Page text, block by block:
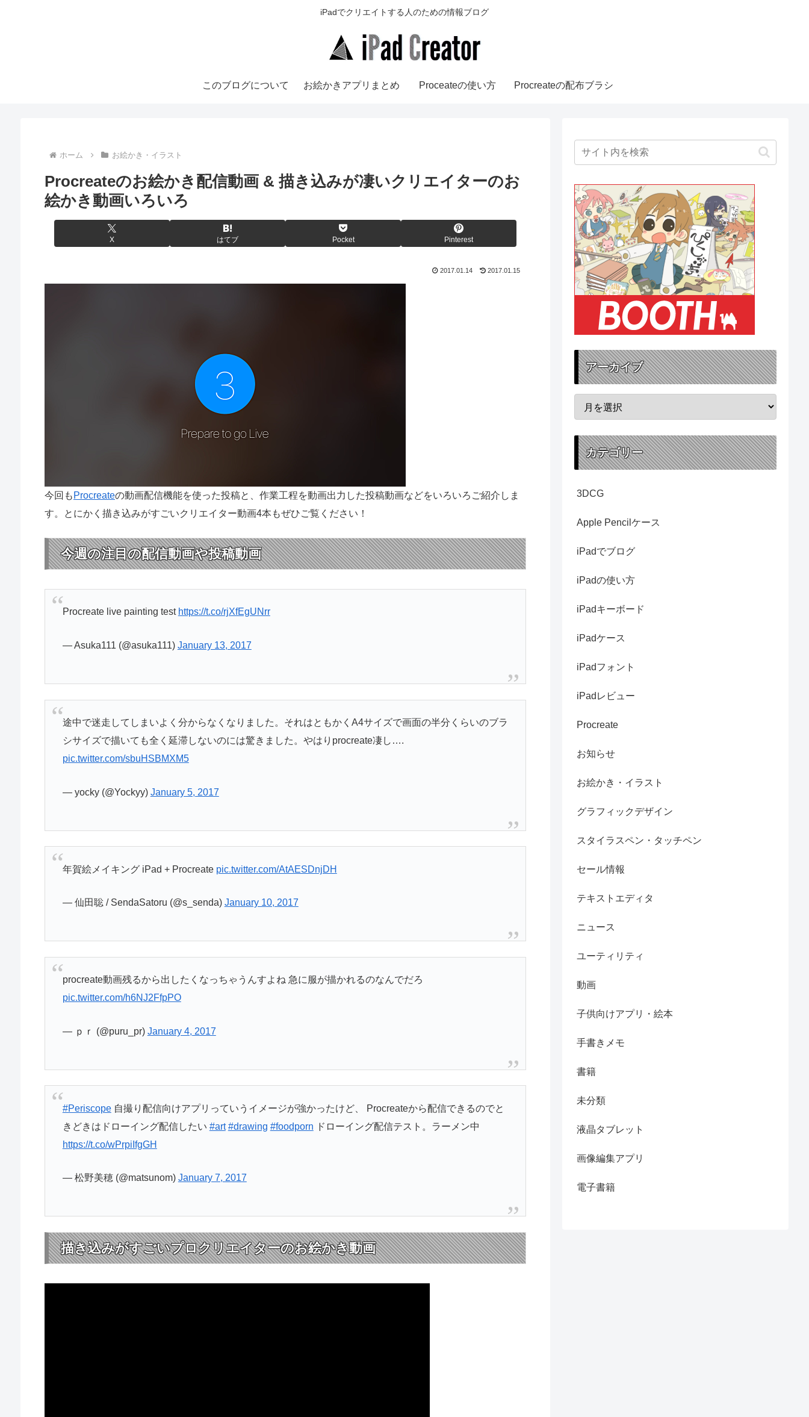
iPadでクリエイトする人のための情報ブログ
このブログについて お絵かきアプリまとめ Proceateの使い方 Procreateの配布ブラシ
ホーム お絵かき・イラスト
Procreateのお絵かき配信動画 & 描き込みが凄いクリエイターのお
絵かき動画いろいろ
X はてブ Pocket Pinterest
2017.01.14 2017.01.15
今回も Procreateの動画配信機能を使った投稿と、作業工程を動画出力した投稿動画などをいろいろご紹介しま
す。とにかく描き込みがすごいクリエイター動画4本もぜひご覧ください！
今週の注目の配信動画や投稿動画
Procreate live painting test https://t.co/rjXfEgUNrr
— Asuka111 (@asuka111) January 13, 2017
途中で迷走してしまいよく分からなくなりました。それはともかくA4サイズで画面の半分くらいのブラ
シサイズで描いても全く延滞しないのには驚きました。やはりprocreate凄し….
pic.twitter.com/sbuHSBMXM5
— yocky (@Yockyy) January 5, 2017
年賀絵メイキング iPad + Procreate pic.twitter.com/AtAESDnjDH
— 仙田聡 / SendaSatoru (@s_senda) January 10, 2017
procreate動画残るから出したくなっちゃうんすよね 急に服が描かれるのなんでだろ
pic.twitter.com/h6NJ2FfpPO
— ｐｒ (@puru_pr) January 4, 2017
#Periscope自撮り配信向けアプリっていうイメージが強かったけど、 Procreateから配信できるのでと
きどきはドローイング配信したい #art #drawing #foodporn ドローイング配信テスト。ラーメン中
https://t.co/wPrpiIfgGH
— 松野美穂 (@matsunom) January 7, 2017
描き込みがすごいプロクリエイターのお絵かき動画
アーカイブ
カテゴリー
3DCG
Apple Pencilケース
iPadでブログ
iPadの使い方
iPadキーボード
iPadケース
iPadフォント
iPadレビュー
Procreate
お知らせ
お絵かき・イラスト
グラフィックデザイン
スタイラスペン・タッチペン
セール情報
テキストエディタ
ニュース
ユーティリティ
動画
子供向けアプリ・絵本
手書きメモ
書籍
未分類
液晶タブレット
画像編集アプリ
電子書籍